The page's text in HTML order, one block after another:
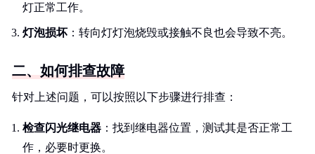
灯正常工作。
灯泡损坏 ：转向灯灯泡烧毁或接触不良也会导致不亮。
二、如何排查故障
针对上述问题，可以按照以下步骤进行排查：
检查闪光继电器 ：找到继电器位置，测试其是否正常工
作，必要时更换。